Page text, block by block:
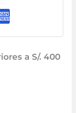
a S/. 400